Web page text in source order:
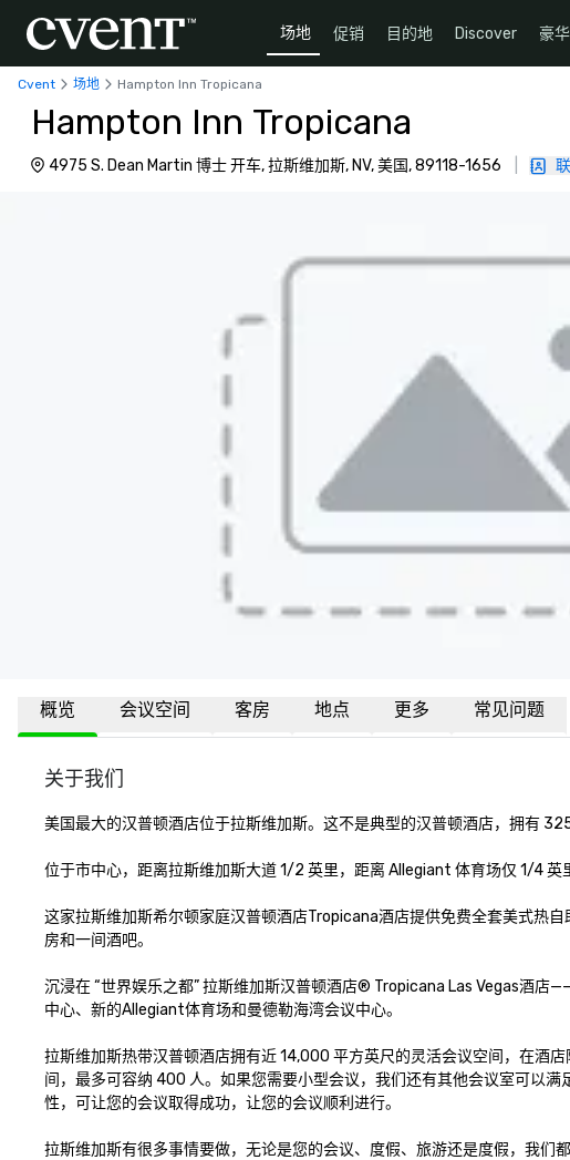
场地 促销 目的地 Discover 豪华
Cvent 场地 Hampton Inn Tropicana
Hampton Inn Tropicana
4975 S. Dean Martin 博士 开车, 拉斯维加斯, NV, 美国, 89118-1656
概览 会议空间 客房 地点 更多 常见问题
关于我们
美国最大的汉普顿酒店位于拉斯维加斯。这不是典型的汉普顿酒店，拥有
位于市中心，距离拉斯维加斯大道 1/2 英里，距离 Allegiant 体育场仅 1/4 英
这家拉斯维加斯希尔顿家庭汉普顿酒店Tropicana酒店提供免费全套美式热
房和一间酒吧。
沉浸在 “世界娱乐之都” 拉斯维加斯汉普顿酒店® Tropicana Las Vegas酒店
中心、新的Allegiant体育场和曼德勒海湾会议中心。
拉斯维加斯热带汉普顿酒店拥有近 14,000 平方英尺的灵活会议空间，在酒
间，最多可容纳 400 人。如果您需要小型会议，我们还有其他会议室可以
性，可让您的会议取得成功，让您的会议顺利进行。
拉斯维加斯有很多事情要做，无论是您的会议、度假、旅游还是度假，我